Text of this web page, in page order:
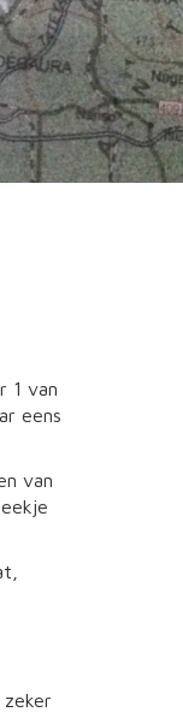
1 van
eens
van